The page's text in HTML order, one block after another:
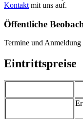
Kontakt mit uns auf.
Öffentliche
Termine und Anmeldung
Eintrittspreise